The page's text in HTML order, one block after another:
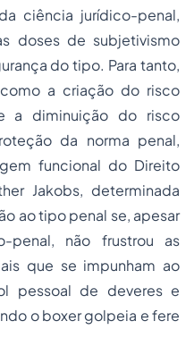
ciência jurídico-penal,
doses de subjetivismo
do tipo. Para tanto,
a criação do risco
a diminuição do risco
da norma penal,
funcional do Direito
Jakobs, determinada
ao tipo penal se, apesar
penal, não frustrou as
que se impunham ao
pessoal de deveres e
oboxergolpeia e fere